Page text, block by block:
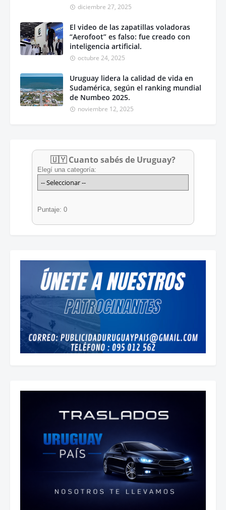
diciembre 27, 2025
El video de las zapatillas voladoras
“Aerofoot” es falso: fue creado con
inteligencia artificial.
octubre 24, 2025
Uruguay lidera la calidad de vida en
Sudamérica, según el ranking mundial
de Numbeo 2025.
noviembre 12, 2025
🇺🇾 Cuanto sabés de Uruguay?
Elegí una categoría:
Puntaje: 0